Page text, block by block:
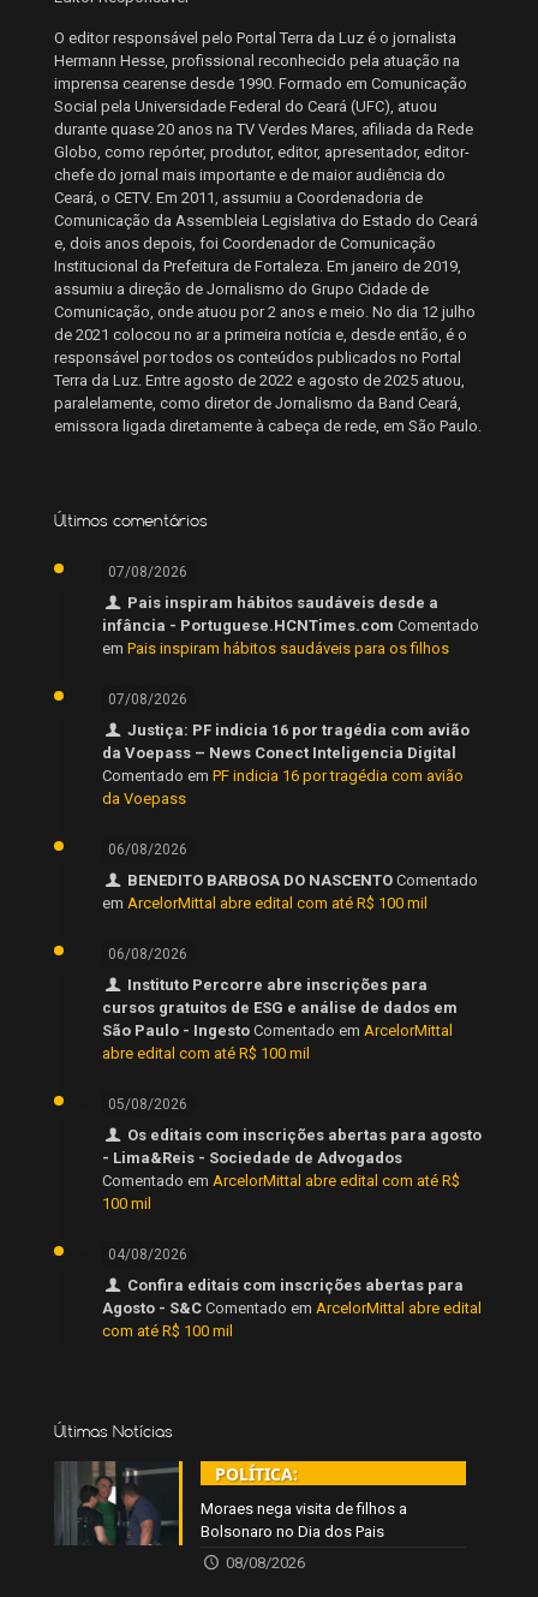
O editor responsável pelo Portal Terra da Luz é o jornalista
Hermann Hesse, profissional reconhecido pela atuação na
imprensa cearense desde 1990. Formado em Comunicação
Social pela Universidade Federal do Ceará (UFC), atuou
durante quase 20 anos na TV Verdes Mares, afiliada da Rede
Globo, como repórter, produtor, editor, apresentador, editor-
chefe do jornal mais importante e de maior audiência do
Ceará, o CETV. Em 2011, assumiu a Coordenadoria de
Comunicação da Assembleia Legislativa do Estado do Ceará
e, dois anos depois, foi Coordenador de Comunicação
Institucional da Prefeitura de Fortaleza. Em janeiro de 2019,
assumiu a direção de Jornalismo do Grupo Cidade de
Comunicação, onde atuou por 2 anos e meio. No dia 12 julho
de 2021 colocou no ar a primeira notícia e, desde então, é o
responsável por todos os conteúdos publicados no Portal
Terra da Luz. Entre agosto de 2022 e agosto de 2025 atuou,
paralelamente, como diretor de Jornalismo da Band Ceará,
emissora ligada diretamente à cabeça de rede, em São Paulo.
Últimos comentários
07/08/2026
Pais inspiram hábitos saudáveis desde a
infância - Portuguese.HCNTimes.com Comentado
em Pais inspiram hábitos saudáveis para os filhos
07/08/2026
Justiça: PF indicia 16 por tragédia com avião
da Voepass – News Conect Inteligencia Digital
Comentado em PF indicia 16 por tragédia com avião
da Voepass
06/08/2026
BENEDITO BARBOSA DO NASCENTO Comentado
em ArcelorMittal abre edital com até R$ 100 mil
06/08/2026
Instituto Percorre abre inscrições para
cursos gratuitos de ESG e análise de dados em
São Paulo - Ingesto Comentado em ArcelorMittal
abre edital com até R$ 100 mil
05/08/2026
Os editais com inscrições abertas para agosto
- Lima&Reis - Sociedade de Advogados
Comentado em ArcelorMittal abre edital com até R$
100 mil
04/08/2026
Confira editais com inscrições abertas para
Agosto - S&C Comentado em ArcelorMittal abre edital
com até R$ 100 mil
Últimas Notícias
POLÍTICA:
Moraes nega visita de filhos a
Bolsonaro no Dia dos Pais
08/08/2026